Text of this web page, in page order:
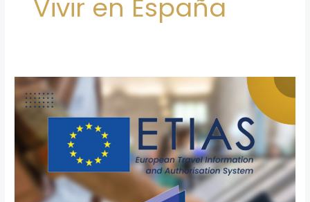
Vivir en España
¿Qué
es
el
Sistema
Europeo
de
Entradas